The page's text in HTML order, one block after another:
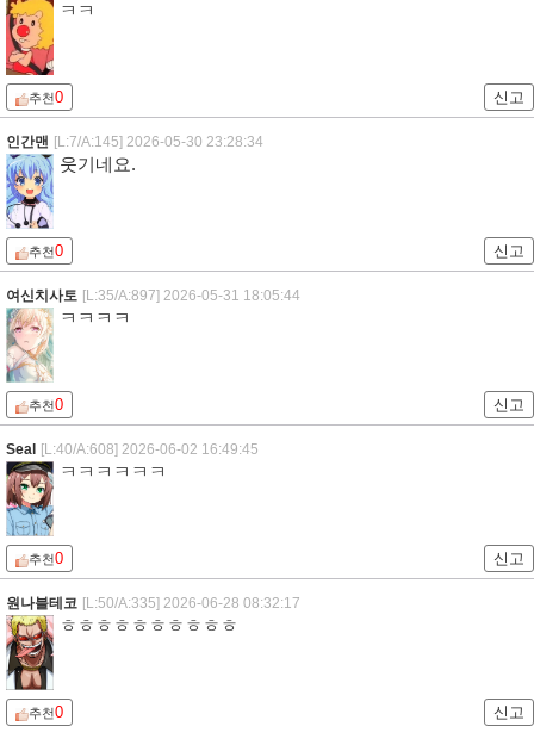
ㅋㅋ
추천0 신고
인간맨 [L:7/A:145] 2026-05-30 23:28:34
웃기네요.
추천0 신고
여신치사토 [L:35/A:897] 2026-05-31 18:05:44
ㅋㅋㅋㅋ
추천0 신고
Seal [L:40/A:608] 2026-06-02 16:49:45
ㅋㅋㅋㅋㅋㅋ
추천0 신고
원나블테코 [L:50/A:335] 2026-06-28 08:32:17
ㅎㅎㅎㅎㅎㅎㅎㅎㅎㅎ
추천0 신고